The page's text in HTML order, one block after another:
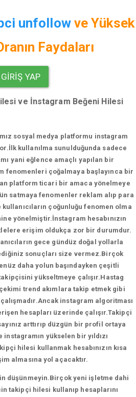
unfollowveYüksek
Faydaları
GIRIŞ YAP
ve İnstagram Beğeni Hilesi
sosyal medya platformu instagram
İlk kullanılma sunulduğunda sadece
yani eğlence amaçlı yapılan bir
fenomenleri çoğalmaya başlayınca bir
platform ticari bir amaca yönelmeye
satmaya fenomenler reklam alıp para
çoğunluğu fenomen olma
yönelmiştir.İnstagram hesabınızın
erişim oldukça zor bir durumdur.
gece gündüz doğal yollarla
sonuçları size vermez.Birçok
daha yolun başındayken çeşitli
yükseltmeye çalışır.Hastag
trend akımlara takip etmek gibi
instagram algoritması
hesapları üzerinde çalışır.Takipçi
arttırıp düzgün bir profil ortaya
yükselen bir yıldızı
hilesi kullanmak hesabınızın kısa
almasına yol açacaktır.
düşünmeyin.Birçok yeni işletme dahi
takipçi hilesi kullanıp hesaplarını